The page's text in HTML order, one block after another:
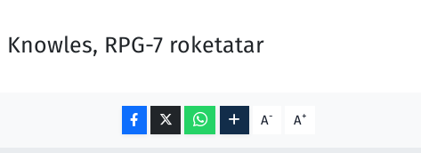
RPG-7 roketatar
A- A+